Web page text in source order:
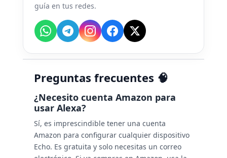
guía en tus redes.
Preguntas frecuentes 🧠
¿Necesito cuenta Amazon para
usar Alexa?
Sí, es imprescindible tener una cuenta
Amazon para configurar cualquier dispositivo
Echo. Es gratuita y solo necesitas un correo